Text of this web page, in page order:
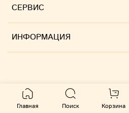
СЕРВИС
ИНФОРМАЦИЯ
Главная Поиск Корзина